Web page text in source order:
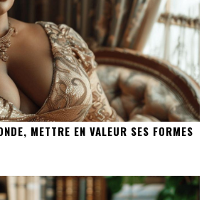
METTRE EN VALEUR SES FORMES